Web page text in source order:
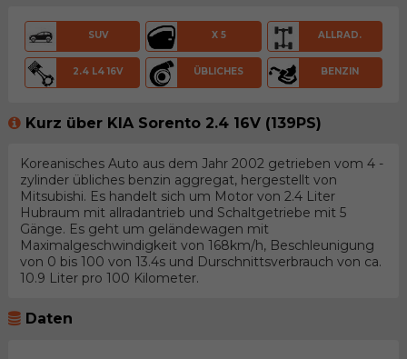
SUV X 5 ALLRAD.
2.4 L4 16V ÜBLICHES BENZIN
Kurz über KIA Sorento 2.4 16V (139PS)
Koreanisches Auto aus dem Jahr 2002 getrieben vom 4 -
zylinder übliches benzin aggregat, hergestellt von
Mitsubishi. Es handelt sich um Motor von 2.4 Liter
Hubraum mit allradantrieb und Schaltgetriebe mit 5
Gänge. Es geht um geländewagen mit
Maximalgeschwindigkeit von 168km/h, Beschleunigung
von 0 bis 100 von 13.4s und Durschnittsverbrauch von ca.
10.9 Liter pro 100 Kilometer.
Daten